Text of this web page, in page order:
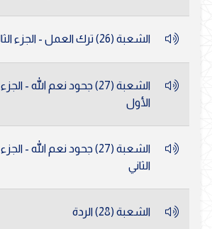
الشعبة (26) ترك العمل - الجزء الثالث
الشعبة (27) جحود نعم الله - الجزء
الأول
الشعبة (27) جحود نعم الله - الجزء
الثاني
الشعبة (28) الردة